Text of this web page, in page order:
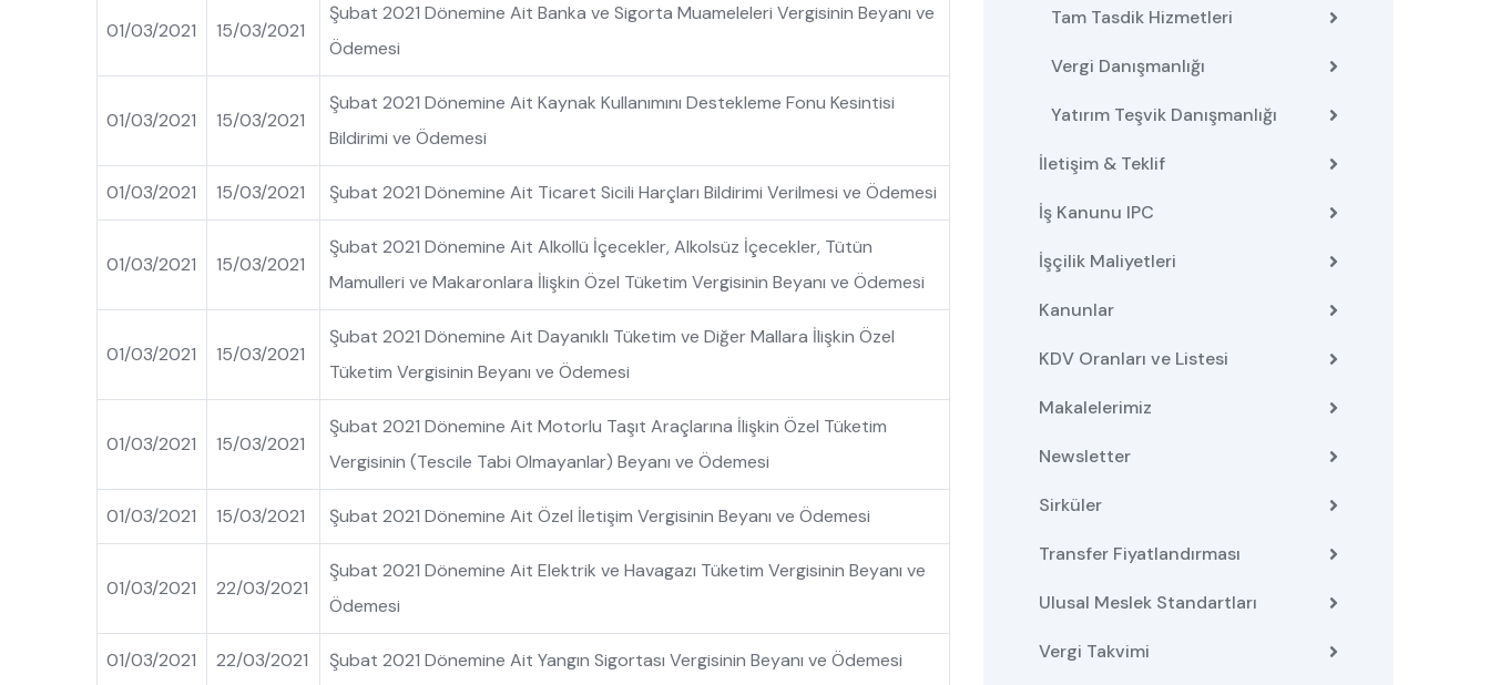
01/03/2021 15/03/2021
Şubat 2021 Dönemine Ait Banka ve Sigorta Muameleleri Vergisinin Beyanı ve
Ödemesi
01/03/2021 15/03/2021
Şubat 2021 Dönemine Ait Kaynak Kullanımını Destekleme Fonu Kesintisi
Bildirimi ve Ödemesi
01/03/2021 15/03/2021 Şubat 2021 Dönemine Ait Ticaret Sicili Harçları Bildirimi Verilmesi ve Ödemesi
01/03/2021 15/03/2021
Şubat 2021 Dönemine Ait Alkollü İçecekler, Alkolsüz İçecekler, Tütün
Mamulleri ve Makaronlara İlişkin Özel Tüketim Vergisinin Beyanı ve Ödemesi
01/03/2021 15/03/2021
Şubat 2021 Dönemine Ait Dayanıklı Tüketim ve Diğer Mallara İlişkin Özel
Tüketim Vergisinin Beyanı ve Ödemesi
01/03/2021 15/03/2021
Şubat 2021 Dönemine Ait Motorlu Taşıt Araçlarına İlişkin Özel Tüketim
Vergisinin (Tescile Tabi Olmayanlar) Beyanı ve Ödemesi
01/03/2021 15/03/2021 Şubat 2021 Dönemine Ait Özel İletişim Vergisinin Beyanı ve Ödemesi
01/03/2021 22/03/2021
Şubat 2021 Dönemine Ait Elektrik ve Havagazı Tüketim Vergisinin Beyanı ve
Ödemesi
01/03/2021 22/03/2021 Şubat 2021 Dönemine Ait Yangın Sigortası Vergisinin Beyanı ve Ödemesi
Tam Tasdik Hizmetleri
Vergi Danışmanlığı
Yatırım Teşvik Danışmanlığı
İletişim & Teklif
İş Kanunu IPC
İşçilik Maliyetleri
Kanunlar
KDV Oranları ve Listesi
Makalelerimiz
Newsletter
Sirküler
Transfer Fiyatlandırması
Ulusal Meslek Standartları
Vergi Takvimi